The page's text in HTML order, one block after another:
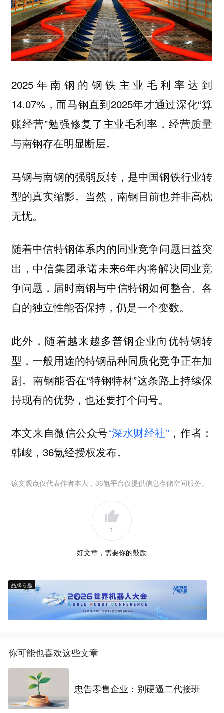
2025年南钢的钢铁主业毛利率达到
14.07%，而马钢直到2025年才通过深化“算
账经营”勉强修复了主业毛利率，经营质量
与南钢存在明显断层。
马钢与南钢的强弱反转，是中国钢铁行业转
型的真实缩影。当然，南钢目前也并非高枕
无忧。
随着中信特钢体系内的同业竞争问题日益突
出，中信集团承诺未来6年内将解决同业竞
争问题，届时南钢与中信特钢如何整合、各
自的独立性能否保持，仍是一个变数。
此外，随着越来越多普钢企业向优特钢转
型，一般用途的特钢品种同质化竞争正在加
剧。南钢能否在“特钢特材”这条路上持续保
持现有的优势，也还要打个问号。
本文来自微信公众号“深水财经社”，作者：
韩峻，36氪经授权发布。
该文观点仅代表作者本人，36氪平台仅提供信息存储空间服务。
1
好文章，需要你的鼓励
品牌专题
你可能也喜欢这些文章
忠告零售企业：别硬逼二代接班